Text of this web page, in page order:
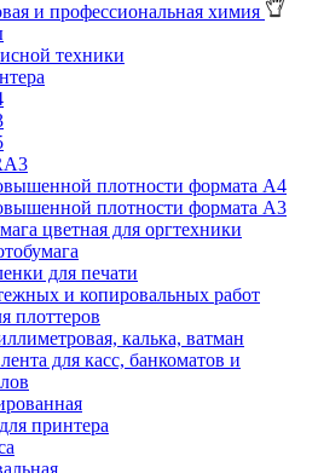
и профессиональная химия
техники
плотности формата А4
плотности формата А3
цветная для оргтехники
для печати
и копировальных работ
плоттеров
калька, ватман
для касс, банкоматов и
принтера